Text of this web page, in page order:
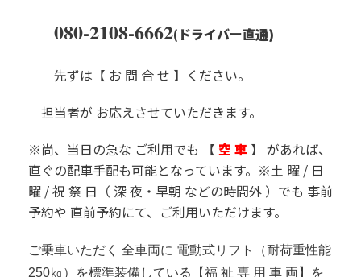
080-2108-6662(ドライバー直通)
先ずは【 お 問 合 せ 】ください。
担当者が お応えさせていただきます。
※尚、当日の急な ご利用でも 【 空 車 】 があれば、
直ぐの配車手配も可能となっています。 ※土 曜 / 日
曜 /祝 祭 日 （ 深 夜・早朝 などの時間外 ）でも 事前
予約や 直前予約にて、ご利用いただけます。
ご乗車いただく 全車両に 電動式リフト（耐荷重性能
250㎏）を標準装備している【福 祉 専 用 車 両】を